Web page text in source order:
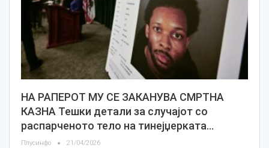
НА РАПЕРОТ МУ СЕ ЗАКАНУВА СМРТНА
КАЗНА Тешки детали за случајот со
распарченото тело на тинејџерката…
Плусинфо 21/04/2026